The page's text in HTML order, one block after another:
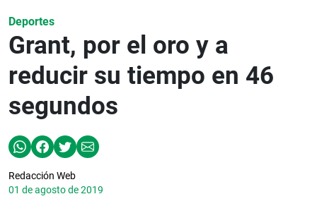
Deportes
Grant, por el oro y a
reducir su tiempo en 46
segundos
Redacción Web
01 de agosto de 2019